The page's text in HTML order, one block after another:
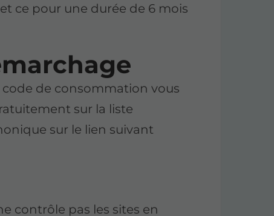
et ce pour une durée de 6 mois
de consommation vous
sur la liste
sur le lien suivant
contrôle pas les sites en